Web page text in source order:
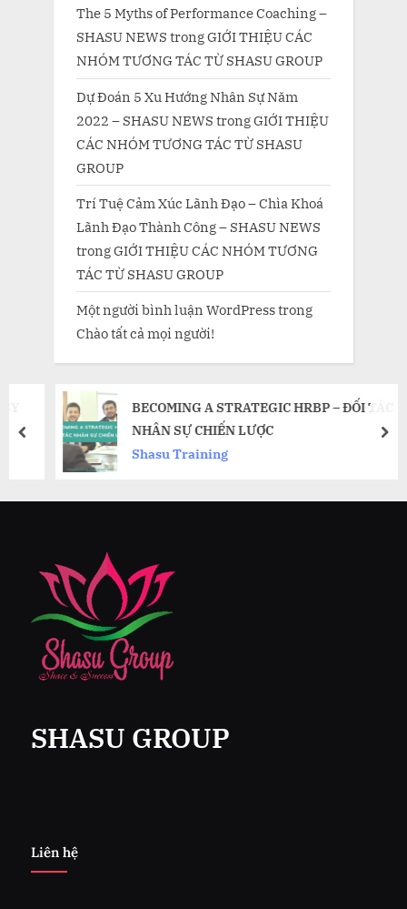
The 5 Myths of Performance Coaching –
SHASU NEWS trongGIỚI THIỆU CÁC
NHÓM TƯƠNG TÁC TỪ SHASU GROUP
Dự Đoán 5 Xu Hướng Nhân Sự Năm
2022 – SHASU NEWS trongGIỚI THIỆU
CÁC NHÓM TƯƠNG TÁC TỪ SHASU
GROUP
Trí Tuệ Cảm Xúc Lãnh Đạo – Chìa Khoá
Lãnh Đạo Thành Công – SHASU NEWS
trongGIỚI THIỆU CÁC NHÓM TƯƠNG
TÁC TỪ SHASU GROUP
Một người bình luận WordPresstrong
Chào tất cả mọi người!
BECOMING A STRATEGIC HRBP – ĐỐI TÁC
NHÂN SỰ CHIẾN LƯỢC
Shasu Training
prev
SHASU GROUP
Liên hệ